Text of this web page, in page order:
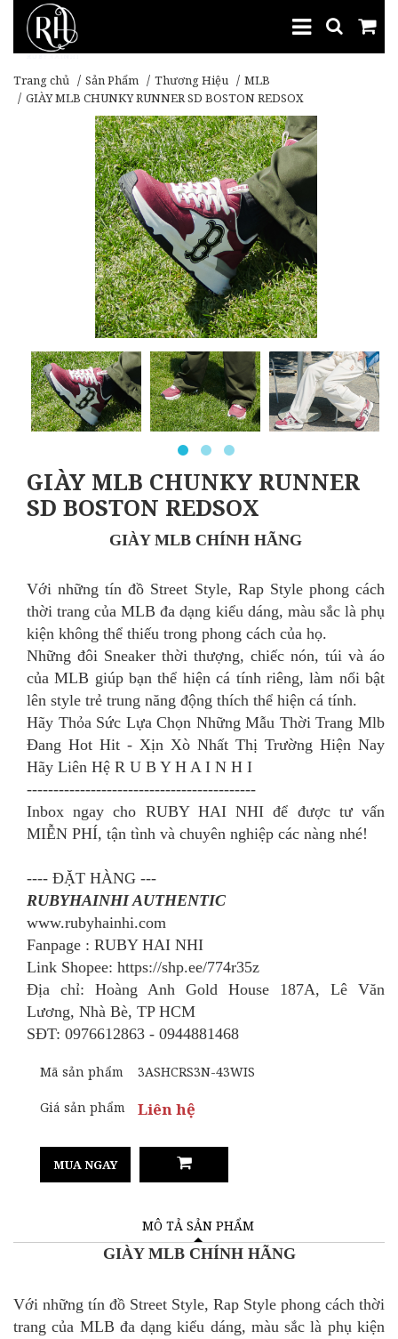
Trang chủ Sản Phẩm Thương Hiệu
MLB
GIÀY MLB CHUNKY RUNNER SD BOSTON REDSOX
GIÀY MLB CHUNKY RUNNER
SD BOSTON REDSOX
GIÀY MLB CHÍNH HÃNG
Với những tín đồ Street Style, Rap Style phong cách
thời trang của MLB đa dạng kiểu dáng, màu sắc là phụ
kiện không thể thiếu trong phong cách của họ.
Những đôi Sneaker thời thượng, chiếc nón, túi và áo
của MLB giúp bạn thể hiện cá tính riêng, làm nổi bật
lên style trẻ trung năng động thích thể hiện cá tính.
Hãy Thỏa Sức Lựa Chọn Những Mẫu Thời Trang Mlb
Đang Hot Hit - Xịn Xò Nhất Thị Trường Hiện Nay
Hãy Liên Hệ R U B Y H A I N H I
-------------------------------------------
Inbox ngay cho RUBY HAI NHI để được tư vấn
MIỄN PHÍ, tận tình và chuyên nghiệp các nàng nhé!
---- ĐẶT HÀNG ---
RUBYHAINHI AUTHENTIC
www.rubyhainhi.com
Fanpage : RUBY HAI NHI
Link Shopee: https://shp.ee/774r35z
Địa chỉ: Hoàng Anh Gold House 187A, Lê Văn
Lương, Nhà Bè, TP HCM
SĐT: 0976612863 - 0944881468
Mã sản phẩm 3ASHCRS3N-43WIS
Giá sản phẩm Liên hệ
MUA NGAY
MÔ TẢ SẢN PHẨM
GIÀY MLB CHÍNH HÃNG
Với những tín đồ Street Style, Rap Style phong cách thời
trang của MLB đa dạng kiểu dáng, màu sắc là phụ kiện